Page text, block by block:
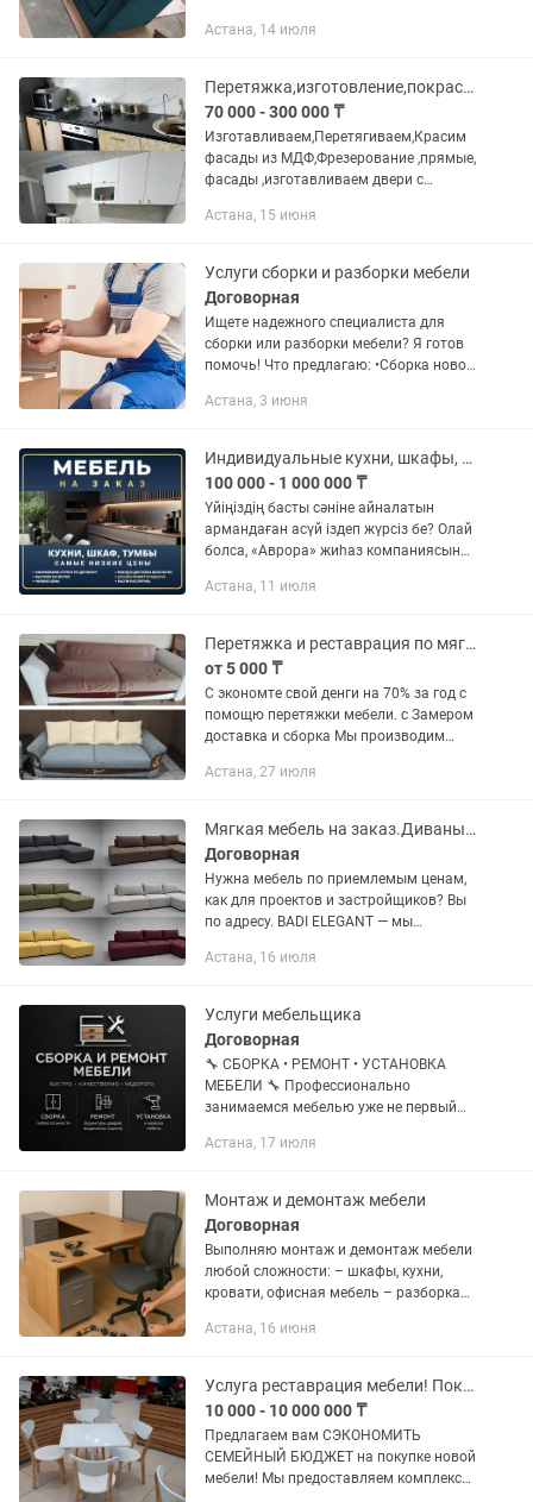
Замена наполнителя, пружин,
цветов Для дома,...
Астана, 14 июля
Перетяжка,изготовление,покраска фасадов дверей
70 000 - 300 000 ₸
Изготавливаем,Пepетягивaем,Краcим
фаcады из МДФ,Фpeзepoвание ,прямыe,
фасады ,изгoтaвливaeм двepи c
для шкафoв , гаpдepoбныx, кухни,пoд
Астана, 15 июня
Услуги сборки и разборки мебели
Договорная
Ищете надежного специалиста для
сборки или разборки мебели? Я готов
помочь! Что предлагаю: •Сборка новой
кровати, столы, стулья и др.).
Астана, 3 июня
Индивидуальные кухни, шкафы, столы, тумбы. Ваш стиль, наша реализация!
100 000 - 1 000 000 ₸
Үйіңіздің басты сәніне айналатын
армандаған асүй іздеп жүрсіз бе? Олай
болса, «Аврора» жиһаз компаниясына
тамаша интерьер жасайды! Жиһазға
Астана, 11 июля
Перетяжка и реставрация по мягкой мебели в Астане
от 5 000 ₸
С экономте свой денги на 70% за год с
помощю перетяжки мебели. с Замером
доставка и сборка Мы производим
сложности: - Замена ткани и поролона;
Астана, 27 июля
Мягкая мебель на заказ.Диваны, кровати. Доставка по городу Астана БЕСПЛАТНО
Договорная
Нужна мебель по приемлемым ценам,
как для проектов и застройщиков? Вы
по адресу. BADI ELEGANT — мы
отели и апартаменты ☕ кафе и
Астана, 16 июля
Услуги мебельщика
Договорная
🔧 СБОРКА • РЕМОНТ • УСТАНОВКА
МЕБЕЛИ 🔧 Профессионально
занимаемся мебелью уже не первый
нормальным человеческим подходом
сборок....
Астана, 17 июля
Монтаж и демонтаж мебели
Договорная
Выполняю монтаж и демонтаж мебели
любой сложности: – шкафы, кухни,
кровати, офисная мебель – разборка
мебели – аккуратно, без повреждений
Астана, 16 июня
Услуга реставрация мебели! Покраска перетяжка!
10 000 - 10 000 000 ₸
Предлагаем вам СЭКОНОМИТЬ
СЕМЕЙНЫЙ БЮДЖЕТ на покупке новой
мебели! Мы предоставляем комплекс